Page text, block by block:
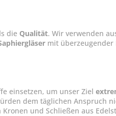
die Qualität. Wir verwenden
mit überzeugender
einsetzen, um unser Ziel
dem täglichen Anspruch
und Schließen aus